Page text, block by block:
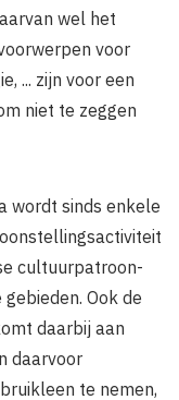
wel het
voor
... zijn voor een
niet te zeggen
wordt sinds enkele
cultuurpatroon-
Ook de
daarbij aan
daarvoor
te nemen,